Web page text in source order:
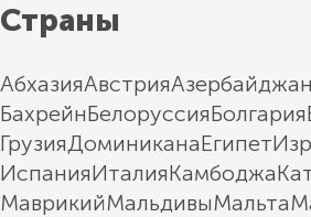
Страны
АбхазияАвстрияАзербайджан
БахрейнБелоруссияБолгария
ГрузияДоминиканаЕгипет
ИспанияИталияКамбоджа
МаврикийМальдивыМальта